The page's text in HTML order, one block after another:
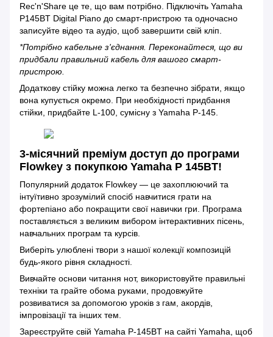
Rec'n'Share це те, що вам потрібно. Підключіть Yamaha
P145BT Digital Piano до смарт-пристрою та одночасно
записуйте відео та аудіо, щоб завершити свій кліп.
*Потрібно кабельне з'єднання. Переконайтеся, що ви
придбали правильний кабель для вашого смарт-
пристрою.
Додаткову стійку можна легко та безпечно зібрати, якщо
вона купується окремо. При необхідності придбання
стійки, придбайте L-100, сумісну з Yamaha P-145.
3-місячний преміум доступ до програми
Flowkey з покупкою Yamaha P 145BT!
Популярний додаток Flowkey — це захоплюючий та
інтуїтивно зрозумілий спосіб навчитися грати на
фортепіано або покращити свої навички гри. Програма
поставляється з великим вибором інтерактивних пісень,
навчальних програм та курсів.
Виберіть улюблені твори з нашої колекції композицій
будь-якого рівня складності.
Вивчайте основи читання нот, використовуйте правильні
техніки та грайте обома руками, продовжуйте
розвиватися за допомогою уроків з гам, акордів,
імпровізації та інших тем.
Зареєструйте свій Yamaha P-145BT на сайті Yamaha , щоб